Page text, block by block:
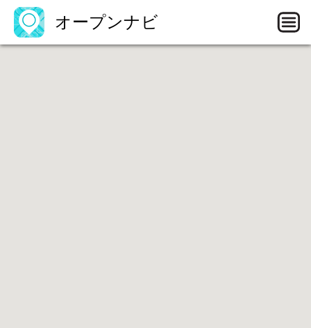
オープンナビ